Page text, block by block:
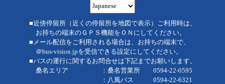
■近傍停留所（近くの停留所を地図で表示）ご利用時は、
お持ちの端末のＧＰＳ機能をＯＮにしてください。
■メール配信をご利用される場合は、お持ちの端末で、
＠bus-vision.jpを受信できる設定にしてください。
■バスの運行に関するお問合せは下記までお願いします。
桑名エリア ：桑名営業所 0594-22-0595
：八風バス 0594-22-6321